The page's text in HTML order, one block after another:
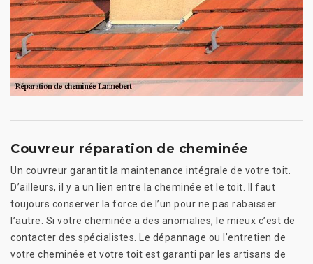
Couvreur réparation de cheminée
Un couvreur garantit la maintenance intégrale de votre toit.
D’ailleurs, il y a un lien entre la cheminée et le toit. Il faut
toujours conserver la force de l’un pour ne pas rabaisser
l’autre. Si votre cheminée a des anomalies, le mieux c’est de
contacter des spécialistes. Le dépannage ou l’entretien de
votre cheminée et votre toit est garanti par les artisans de